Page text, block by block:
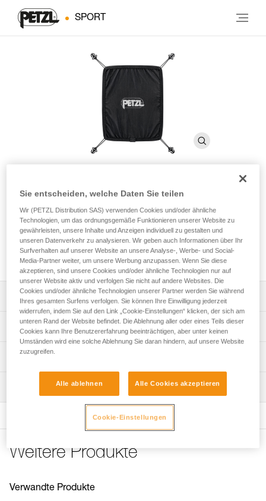
SPORT
BUG-Helmhalterung
Ersatzhelmhalterung für den Rucksack BUG
Ersatzhelmnetz für den Rucksack BUG.
Leistungsverzeichnis
Geeignet für die Rucksack BUG (S073ABXX).
Technische Spezifikationen
Zugrundeliegende Spezifikationen
Garantie : 3 Jahre
Technische Informationen
Weitere Produkte
Verwandte Produkte
Sie entscheiden, welche Daten Sie teilen
Wir (PETZL Distribution SAS) verwenden Cookies und/oder ähnliche
Technologien, um das ordnungsgemäße Funktionieren unserer Website zu
gewährleisten, unsere Inhalte und Anzeigen individuell zu gestalten und
unseren Datenverkehr zu analysieren. Wir geben auch Informationen über Ihr
Surfverhalten auf unserer Website an unsere Analyse-, Werbe- und Social-
Media-Partner weiter, um unsere Werbung anzupassen. Wenn Sie diese
akzeptieren, sind unsere Cookies und/oder ähnliche Technologien nur auf
unserer Website aktiv und verfolgen Sie nicht auf andere Websites. Die
Cookies und/oder ähnliche Technologien unserer Partner werden Sie während
Ihres gesamten Surfens verfolgen. Sie können Ihre Einwilligung jederzeit
widerrufen, indem Sie auf den Link „Cookie-Einstellungen“ klicken, der sich am
unteren Rand der Website befindet. Die Ablehnung aller oder eines Teils dieser
Cookies kann Ihre Benutzererfahrung beeinträchtigen, aber unter keinen
Umständen wird eine solche Ablehnung Sie daran hindern, auf unsere Website
zuzugreifen.
Alle ablehnen Alle Cookies akzeptieren
Cookie-Einstellungen